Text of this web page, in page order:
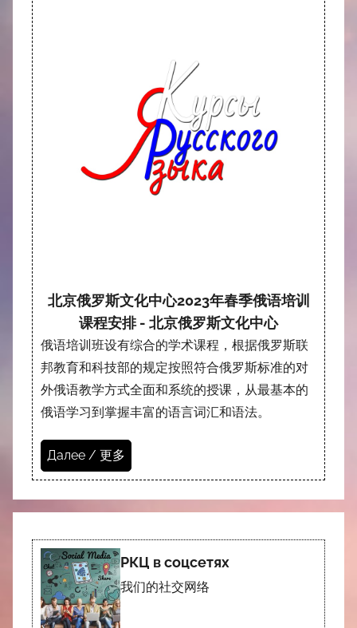
北京俄罗斯文化中心2023年春季俄语培训
课程安排 - 北京俄罗斯文化中心
俄语培训班设有综合的学术课程，根据俄罗斯联
邦教育和科技部的规定按照符合俄罗斯标准的对
外俄语教学方式全面和系统的授课，从最基本的
俄语学习到掌握丰富的语言词汇和语法。
Далее / 更多
РКЦ в соцсетях
我们的社交网络